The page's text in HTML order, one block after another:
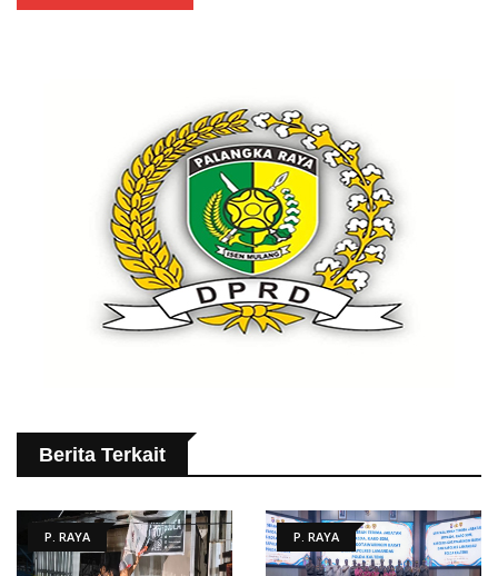
Berita Terkait
P. RAYA P. RAYA